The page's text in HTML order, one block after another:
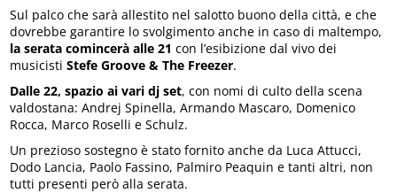
Sul palco che sarà allestito nel salotto buono della città, e che
dovrebbe garantire lo svolgimento anche in caso di maltempo,
la serata comincerà alle 21 con l’esibizione dal vivo dei
musicistiStefe Groove & The Freezer.
Dalle 22, spazio ai vari dj set, con nomi di culto della scena
valdostana: Andrej Spinella, Armando Mascaro, Domenico
Rocca, Marco Roselli e Schulz.
Un prezioso sostegno è stato fornito anche da Luca Attucci,
Dodo Lancia, Paolo Fassino, Palmiro Peaquin e tanti altri, non
tutti presenti però alla serata.